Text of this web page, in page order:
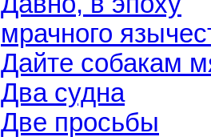
мрачного
Дайте собакам
Два судна
Две просьбы